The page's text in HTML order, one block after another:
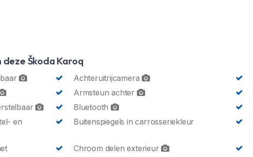
Škoda Karoq
Achteruitrijcamera
Armsteun achter
Bluetooth
en
Buitenspiegels in carrosseriekleur
Chroom delen exterieur